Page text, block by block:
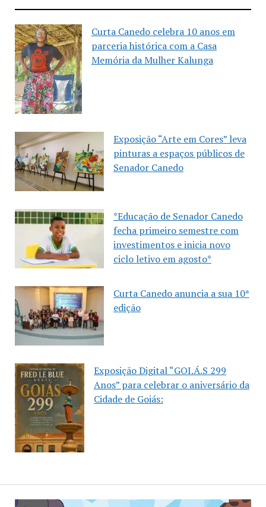
Curta Canedo celebra 10 anos em
parceria histórica com a Casa
Memória da Mulher Kalunga
Exposição “Arte em Cores” leva
pinturas a espaços públicos de
Senador Canedo
*Educação de Senador Canedo
fecha primeiro semestre com
investimentos e inicia novo
ciclo letivo em agosto*
Curta Canedo anuncia a sua 10ª
edição
Exposição Digital “GOI.Á.S 299
Anos” para celebrar o aniversário da
Cidade de Goiás: